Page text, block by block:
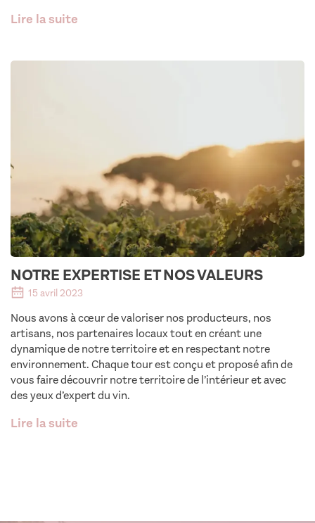
Lire la suite
NOTRE EXPERTISE ET NOS VALEURS
15 avril 2023
Nous avons à cœur de valoriser nos producteurs, nos
artisans, nos partenaires locaux tout en créant une
dynamique de notre territoire et en respectant notre
environnement. Chaque tour est conçu et proposé afin de
vous faire découvrir notre territoire de l’intérieur et avec
des yeux d’expert du vin.
Lire la suite